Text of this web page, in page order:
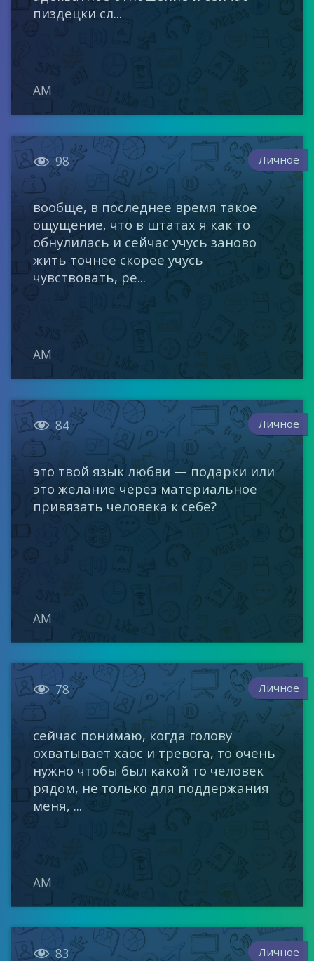
пиздецки сл...
AM
 98 Личное
вообще, в последнее время такое
ощущение, что в штатах я как то
обнулилась и сейчас учусь заново
жить точнее скорее учусь
чувствовать, ре...
AM
 84 Личное
это твой язык любви — подарки или
это желание через материальное
привязать человека к себе?
AM
 78 Личное
сейчас понимаю, когда голову
охватывает хаос и тревога, то очень
нужно чтобы был какой то человек
рядом, не только для поддержания
меня, ...
AM
 83 Личное